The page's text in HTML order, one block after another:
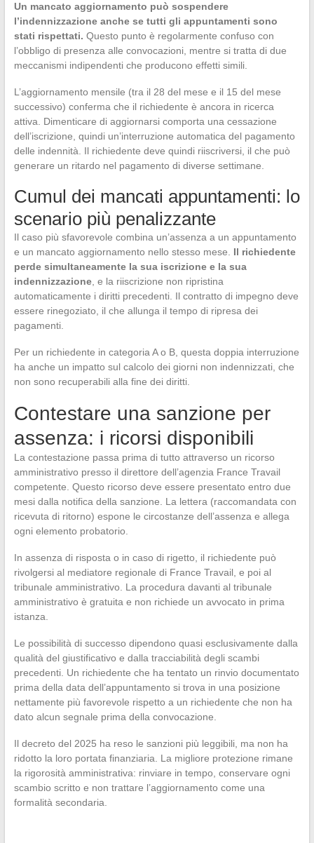
Un mancato aggiornamento può sospendere
l’indennizzazione anche se tutti gli appuntamenti sono
stati rispettati. Questo punto è regolarmente confuso con
l’obbligo di presenza alle convocazioni, mentre si tratta di due
meccanismi indipendenti che producono effetti simili.
L’aggiornamento mensile (tra il 28 del mese e il 15 del mese
successivo) conferma che il richiedente è ancora in ricerca
attiva. Dimenticare di aggiornarsi comporta una cessazione
dell’iscrizione, quindi un’interruzione automatica del pagamento
delle indennità. Il richiedente deve quindi riiscriversi, il che può
generare un ritardo nel pagamento di diverse settimane.
Cumul dei mancati appuntamenti: lo
scenario più penalizzante
Il caso più sfavorevole combina un’assenza a un appuntamento
e un mancato aggiornamento nello stesso mese. Il richiedente
perde simultaneamente la sua iscrizione e la sua
indennizzazione, e la riiscrizione non ripristina
automaticamente i diritti precedenti. Il contratto di impegno deve
essere rinegoziato, il che allunga il tempo di ripresa dei
pagamenti.
Per un richiedente in categoria A o B, questa doppia interruzione
ha anche un impatto sul calcolo dei giorni non indennizzati, che
non sono recuperabili alla fine dei diritti.
Contestare una sanzione per
assenza: i ricorsi disponibili
La contestazione passa prima di tutto attraverso un ricorso
amministrativo presso il direttore dell’agenzia France Travail
competente. Questo ricorso deve essere presentato entro due
mesi dalla notifica della sanzione. La lettera (raccomandata con
ricevuta di ritorno) espone le circostanze dell’assenza e allega
ogni elemento probatorio.
In assenza di risposta o in caso di rigetto, il richiedente può
rivolgersi al mediatore regionale di France Travail, e poi al
tribunale amministrativo. La procedura davanti al tribunale
amministrativo è gratuita e non richiede un avvocato in prima
istanza.
Le possibilità di successo dipendono quasi esclusivamente dalla
qualità del giustificativo e dalla tracciabilità degli scambi
precedenti. Un richiedente che ha tentato un rinvio documentato
prima della data dell’appuntamento si trova in una posizione
nettamente più favorevole rispetto a un richiedente che non ha
dato alcun segnale prima della convocazione.
Il decreto del 2025 ha reso le sanzioni più leggibili, ma non ha
ridotto la loro portata finanziaria. La migliore protezione rimane
la rigorosità amministrativa: rinviare in tempo, conservare ogni
scambio scritto e non trattare l’aggiornamento come una
formalità secondaria.